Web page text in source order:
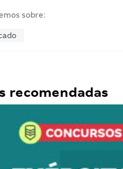
sobre:
recomendadas